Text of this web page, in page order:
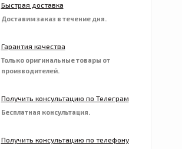
Быстрая доставка
Доставим заказ в течение дня.
Гарантия качества
Только оригинальные товары от
производителей.
Получить консультацию по Телеграм
Бесплатная консультация.
Получить консультацию по телефону